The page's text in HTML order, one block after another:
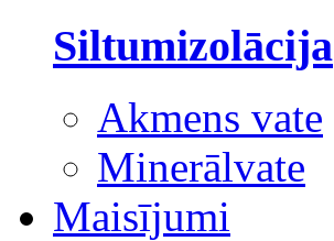
Siltumizolācija
Akmens vate
Minerālvate
Maisījumi